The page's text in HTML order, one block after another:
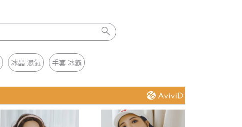
冰晶 濕氣 手套 冰霸